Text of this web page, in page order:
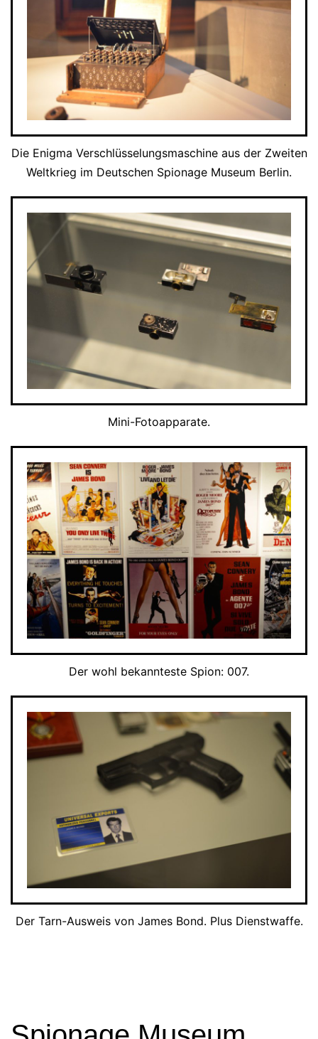
Die Enigma Verschlüsselungsmaschine aus der Zweiten
Weltkrieg im Deutschen Spionage Museum Berlin.
Mini-Fotoapparate.
Der wohl bekannteste Spion: 007.
Der Tarn-Ausweis von James Bond. Plus Dienstwaffe.